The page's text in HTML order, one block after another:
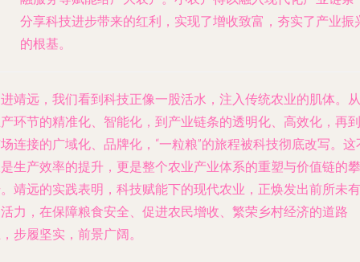
分享科技进步带来的红利，实现了增收致富，夯实了产业振
的根基。
靖远，我们看到科技正像一股活水，注入传统农业的肌体。从
环节的精准化、智能化，到产业链条的透明化、高效化，再到
连接的广域化、品牌化，“一粒粮”的旅程被科技彻底改写。这
生产效率的提升，更是整个农业产业体系的重塑与价值链的攀
靖远的实践表明，科技赋能下的现代农业，正焕发出前所未有
力，在保障粮食安全、促进农民增收、繁荣乡村经济的道路
步履坚实，前景广阔。